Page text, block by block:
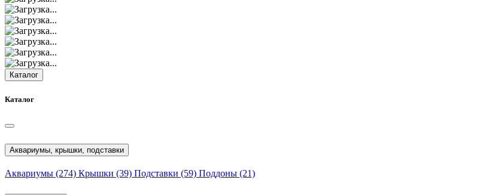
Каталог
Каталог
Аквариумы, крышки, подставки
Аквариумы (274) Крышки (39) Подставки (59) Поддоны (21)